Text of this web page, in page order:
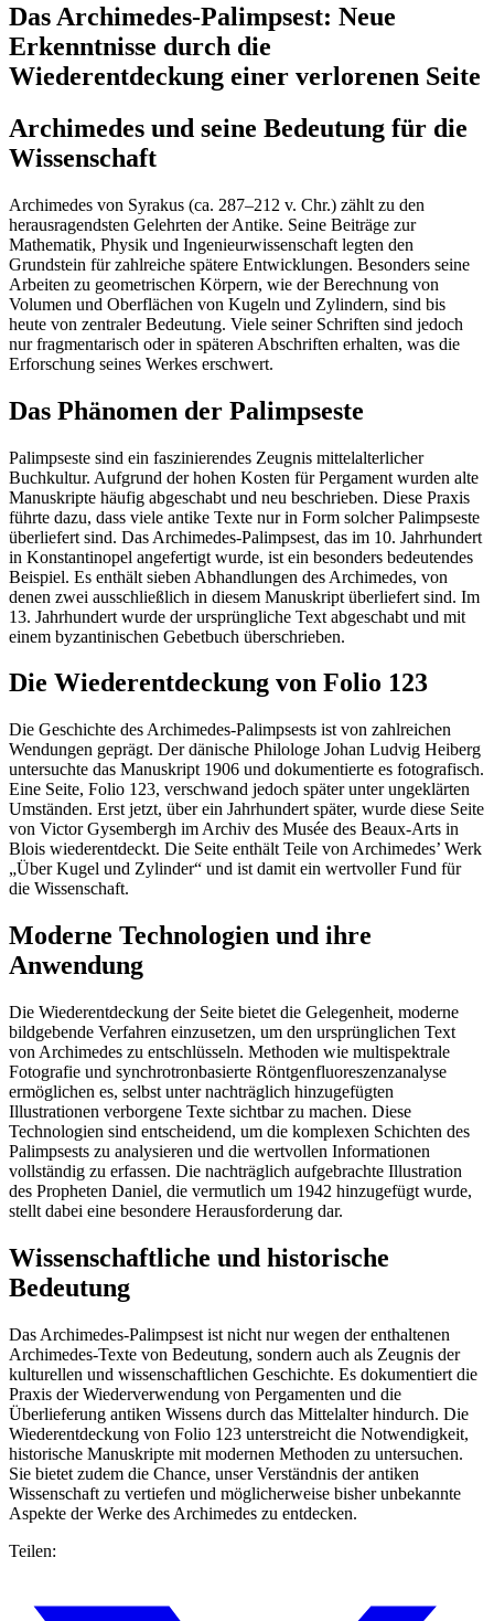
Das Archimedes-Palimpsest: Neue
Erkenntnisse durch die
Wiederentdeckung einer verlorenen Seite
Archimedes und seine Bedeutung für die
Wissenschaft
Archimedes von Syrakus (ca. 287–212 v. Chr.) zählt zu den
herausragendsten Gelehrten der Antike. Seine Beiträge zur
Mathematik, Physik und Ingenieurwissenschaft legten den
Grundstein für zahlreiche spätere Entwicklungen. Besonders seine
Arbeiten zu geometrischen Körpern, wie der Berechnung von
Volumen und Oberflächen von Kugeln und Zylindern, sind bis
heute von zentraler Bedeutung. Viele seiner Schriften sind jedoch
nur fragmentarisch oder in späteren Abschriften erhalten, was die
Erforschung seines Werkes erschwert.
Das Phänomen der Palimpseste
Palimpseste sind ein faszinierendes Zeugnis mittelalterlicher
Buchkultur. Aufgrund der hohen Kosten für Pergament wurden alte
Manuskripte häufig abgeschabt und neu beschrieben. Diese Praxis
führte dazu, dass viele antike Texte nur in Form solcher Palimpseste
überliefert sind. Das Archimedes-Palimpsest, das im 10. Jahrhundert
in Konstantinopel angefertigt wurde, ist ein besonders bedeutendes
Beispiel. Es enthält sieben Abhandlungen des Archimedes, von
denen zwei ausschließlich in diesem Manuskript überliefert sind. Im
13. Jahrhundert wurde der ursprüngliche Text abgeschabt und mit
einem byzantinischen Gebetbuch überschrieben.
Die Wiederentdeckung von Folio 123
Die Geschichte des Archimedes-Palimpsests ist von zahlreichen
Wendungen geprägt. Der dänische Philologe Johan Ludvig Heiberg
untersuchte das Manuskript 1906 und dokumentierte es fotografisch.
Eine Seite, Folio 123, verschwand jedoch später unter ungeklärten
Umständen. Erst jetzt, über ein Jahrhundert später, wurde diese Seite
von Victor Gysembergh im Archiv des Musée des Beaux-Arts in
Blois wiederentdeckt. Die Seite enthält Teile von Archimedes’ Werk
„Über Kugel und Zylinder“ und ist damit ein wertvoller Fund für
die Wissenschaft.
Moderne Technologien und ihre
Anwendung
Die Wiederentdeckung der Seite bietet die Gelegenheit, moderne
bildgebende Verfahren einzusetzen, um den ursprünglichen Text
von Archimedes zu entschlüsseln. Methoden wie multispektrale
Fotografie und synchrotronbasierte Röntgenfluoreszenzanalyse
ermöglichen es, selbst unter nachträglich hinzugefügten
Illustrationen verborgene Texte sichtbar zu machen. Diese
Technologien sind entscheidend, um die komplexen Schichten des
Palimpsests zu analysieren und die wertvollen Informationen
vollständig zu erfassen. Die nachträglich aufgebrachte Illustration
des Propheten Daniel, die vermutlich um 1942 hinzugefügt wurde,
stellt dabei eine besondere Herausforderung dar.
Wissenschaftliche und historische
Bedeutung
Das Archimedes-Palimpsest ist nicht nur wegen der enthaltenen
Archimedes-Texte von Bedeutung, sondern auch als Zeugnis der
kulturellen und wissenschaftlichen Geschichte. Es dokumentiert die
Praxis der Wiederverwendung von Pergamenten und die
Überlieferung antiken Wissens durch das Mittelalter hindurch. Die
Wiederentdeckung von Folio 123 unterstreicht die Notwendigkeit,
historische Manuskripte mit modernen Methoden zu untersuchen.
Sie bietet zudem die Chance, unser Verständnis der antiken
Wissenschaft zu vertiefen und möglicherweise bisher unbekannte
Aspekte der Werke des Archimedes zu entdecken.
Teilen: